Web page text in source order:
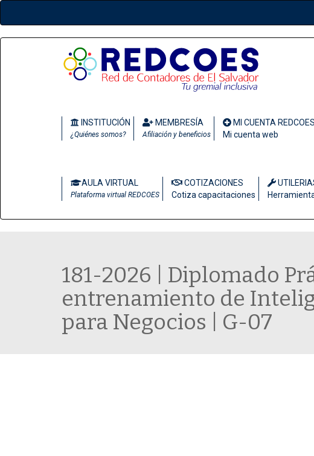
INSTITUCIÓN
¿Quiénes somos?
MEMBRESÍA
Afiliación y beneficios
MI CUENTA REDCOES
Mi cuenta web
AULA VIRTUAL
Plataforma virtual REDCOES
COTIZACIONES
Cotiza capacitaciones
181-2026 | Diplomado
entrenamiento de
para Negocios | G-07